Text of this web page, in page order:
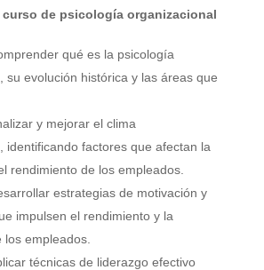
de psicología organizacional
qué es la psicología
su evolución histórica y las áreas que
y mejorar el clima
identificando factores que afectan la
rendimiento de los empleados.
estrategias de motivación y
impulsen el rendimiento y la
empleados.
técnicas de liderazgo efectivo